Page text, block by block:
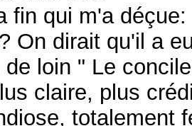
fin qui m'a
On dirait qu'il a
loin " Le
claire, plus
totalement